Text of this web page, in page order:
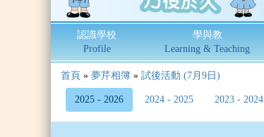
認識學校
Profile
學與教
Learning & Teaching
首頁 » 夢芹相簿 » 試後活動 (7月9日)
2025 - 2026 2024 - 2025 2023 - 2024